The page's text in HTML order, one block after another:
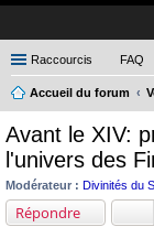
Raccourcis FAQ
Accueil du forum
Avant le XIV:
l'univers des
Modérateur : Divinités du
Répondre